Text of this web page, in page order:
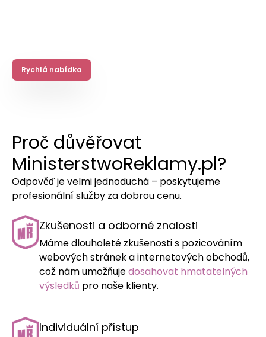
Rychlá nabídka
Proč důvěřovat
MinisterstwoReklamy.pl?
Odpověď je velmi jednoduchá – poskytujeme
profesionální služby za dobrou cenu.
Zkušenosti a odborné znalosti
Máme dlouholeté zkušenosti s pozicováním
webových stránek a internetových obchodů,
což nám umožňujedosahovat hmatatelných
výsledků pro naše klienty.
Individuální přístup